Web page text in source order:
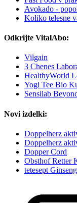
Avokado -
Koliko telesne
Odkrijte VitalAbo:
Vilgain
3 Chenes
HealthyWorld
Yogi Tee Bio
Sensilab
Novi izdelki:
Doppelherz
Doppelherz
Dopper Cord
Obsthof Retter
tetesept